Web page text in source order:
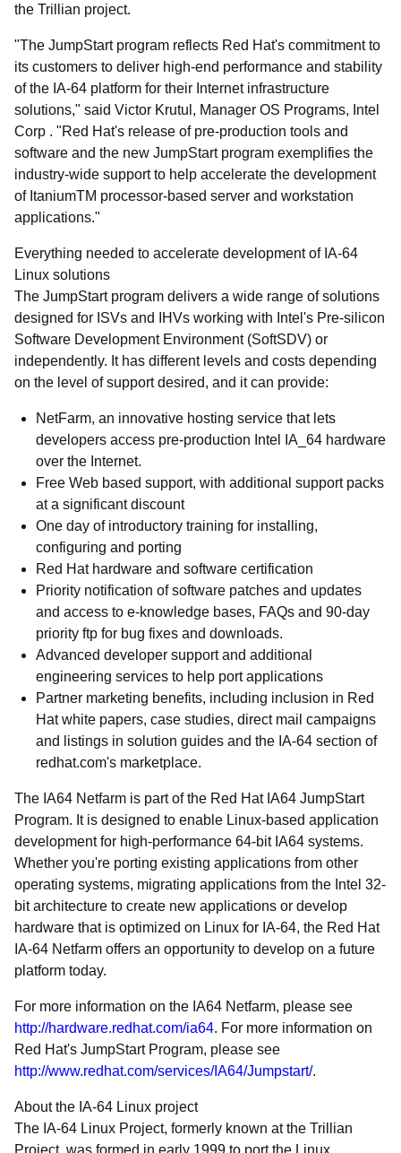
the Trillian project.
"The JumpStart program reflects Red Hat's commitment to
its customers to deliver high-end performance and stability
of the IA-64 platform for their Internet infrastructure
solutions," said Victor Krutul, Manager OS Programs, Intel
Corp . "Red Hat's release of pre-production tools and
software and the new JumpStart program exemplifies the
industry-wide support to help accelerate the development
of ItaniumTM processor-based server and workstation
applications."
Everything needed to accelerate development of IA-64
Linux solutions
The JumpStart program delivers a wide range of solutions
designed for ISVs and IHVs working with Intel's Pre-silicon
Software Development Environment (SoftSDV) or
independently. It has different levels and costs depending
on the level of support desired, and it can provide:
NetFarm, an innovative hosting service that lets
developers access pre-production Intel IA_64 hardware
over the Internet.
Free Web based support, with additional support packs
at a significant discount
One day of introductory training for installing,
configuring and porting
Red Hat hardware and software certification
Priority notification of software patches and updates
and access to e-knowledge bases, FAQs and 90-day
priority ftp for bug fixes and downloads.
Advanced developer support and additional
engineering services to help port applications
Partner marketing benefits, including inclusion in Red
Hat white papers, case studies, direct mail campaigns
and listings in solution guides and the IA-64 section of
redhat.com's marketplace.
The IA64 Netfarm is part of the Red Hat IA64 JumpStart
Program. It is designed to enable Linux-based application
development for high-performance 64-bit IA64 systems.
Whether you're porting existing applications from other
operating systems, migrating applications from the Intel 32-
bit architecture to create new applications or develop
hardware that is optimized on Linux for IA-64, the Red Hat
IA-64 Netfarm offers an opportunity to develop on a future
platform today.
For more information on the IA64 Netfarm, please see
http://hardware.redhat.com/ia64. For more information on
Red Hat's JumpStart Program, please see
http://www.redhat.com/services/IA64/Jumpstart/.
About the IA-64 Linux project
The IA-64 Linux Project, formerly known at the Trillian
Project, was formed in early 1999 to port the Linux